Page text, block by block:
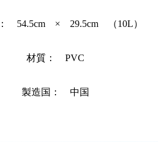
54.5cm × 29.5cm （10L）
材質： PVC
製造国： 中国